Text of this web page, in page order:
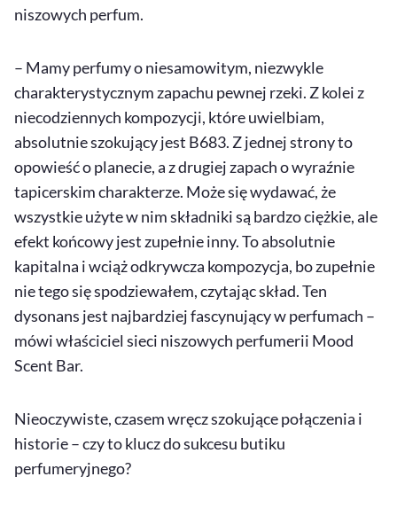
niszowych perfum.
– Mamy perfumy o niesamowitym, niezwykle
charakterystycznym zapachu pewnej rzeki. Z kolei z
niecodziennych kompozycji, które uwielbiam,
absolutnie szokujący jest B683. Z jednej strony to
opowieść o planecie, a z drugiej zapach o wyraźnie
tapicerskim charakterze. Może się wydawać, że
wszystkie użyte w nim składniki są bardzo ciężkie, ale
efekt końcowy jest zupełnie inny. To absolutnie
kapitalna i wciąż odkrywcza kompozycja, bo zupełnie
nie tego się spodziewałem, czytając skład. Ten
dysonans jest najbardziej fascynujący w perfumach –
mówi właściciel sieci niszowych perfumerii Mood
Scent Bar.
Nieoczywiste, czasem wręcz szokujące połączenia i
historie – czy to klucz do sukcesu butiku
perfumeryjnego?